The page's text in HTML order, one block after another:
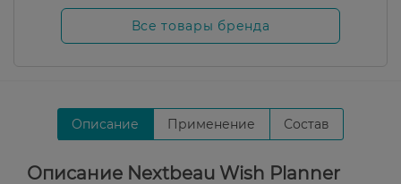
Все товары бренда
Описание Применение Состав
Описание Nextbeau Wish Planner